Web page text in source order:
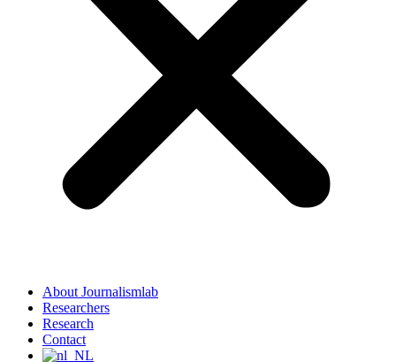
About Journalismlab
Researchers
Research
Contact